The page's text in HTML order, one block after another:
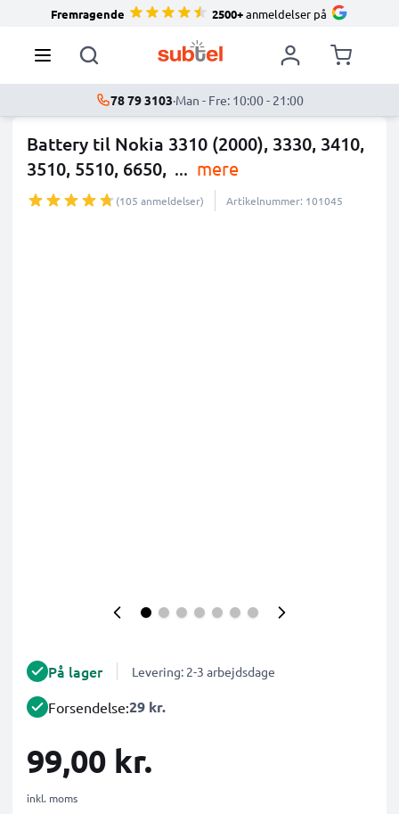
Fremragende 2500+anmeldelser på
78 79 3103·Man - Fre: 10:00 - 21:00
Battery til Nokia 3310 (2000), 3330, 3410,
3510, 5510, 6650, ... mere
(105 anmeldelser) Artikelnummer: 101045
På lager Levering: 2-3 arbejdsdage
Forsendelse:29 kr.
99,00 kr.
inkl. moms